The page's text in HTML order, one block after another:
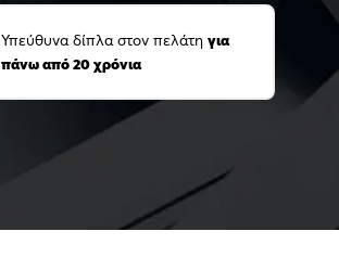
Υπεύθυνα δίπλα στον πελάτη για
πάνω από 20 χρόνια